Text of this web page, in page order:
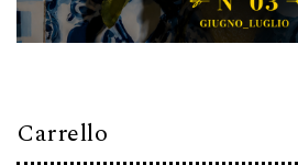
Carrello